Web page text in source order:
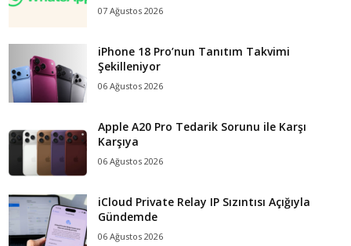
07 Ağustos 2026
iPhone 18 Pro’nun Tanıtım Takvimi
Şekilleniyor
06 Ağustos 2026
Apple A20 Pro Tedarik Sorunu ile Karşı
Karşıya
06 Ağustos 2026
iCloud Private Relay IP Sızıntısı Açığıyla
Gündemde
06 Ağustos 2026